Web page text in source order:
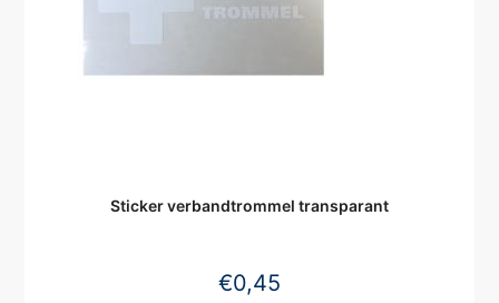
Sticker verbandtrommel transparant
€0,45